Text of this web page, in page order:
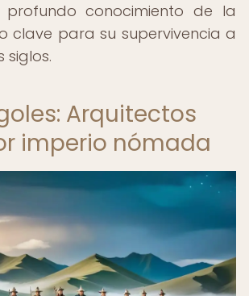
profundo conocimiento de la
clave para su supervivencia a
siglos.
Arquitectos
imperio nómada